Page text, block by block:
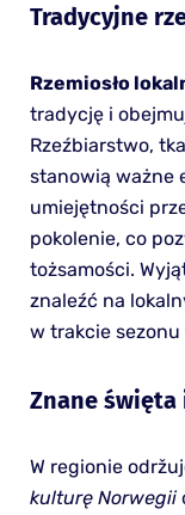
Tradycyjne
Rzemiosło
tradycję i
Rzeźbiarstwo,
stanowią ważne
umiejętności
pokolenie, co
tożsamości.
znaleźć na
w trakcie
Znane
W regionie
kulturę Norwegii